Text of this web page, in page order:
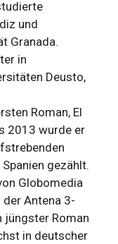
und
Granada.
in
Deusto,
Roman, El
2013 wurde er
gezählt.
Globomedia
Antena 3-
jüngster Roman
in deutscher